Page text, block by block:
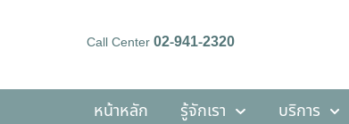
Call Center02-941-2320
หน้าหลัก รู้จักเรา บริการ